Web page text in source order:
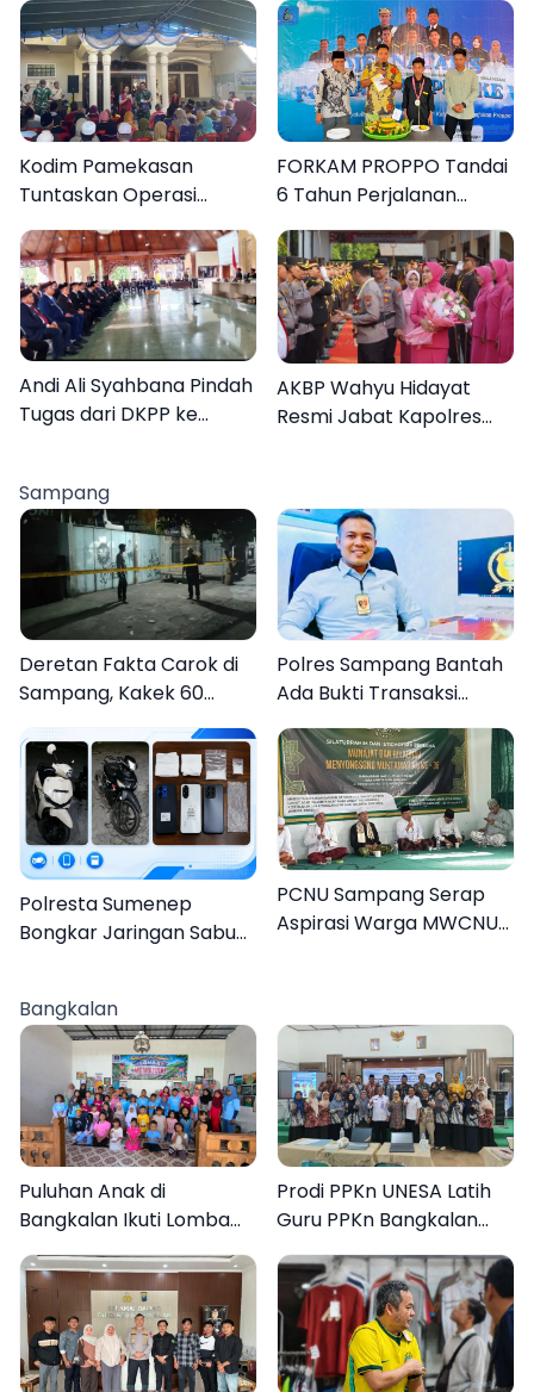
Kodim Pamekasan
Tuntaskan Operasi
Katarak Gratis, 160
Warga Kembali Melihat
Lebih Jelas
FORKAM PROPPO Tandai
6 Tahun Perjalanan
dengan Peluncuran Mars,
Hymne, dan Buku
Organisasi
Andi Ali Syahbana Pindah
Tugas dari DKPP ke
AKBP Wahyu Hidayat
Resmi Jabat Kapolres
Sampang
Deretan Fakta Carok di
Sampang, Kakek 60
Tahun Duel Melawan 2
Pria
Polres Sampang Bantah
Ada Bukti Transaksi
dalam Kasus Rudapaksa
Anak 27 Tersangka
Polresta Sumenep
Bongkar Jaringan Sabu
PCNU Sampang Serap
Aspirasi Warga MWCNU
Bangkalan
Puluhan Anak di
Bangkalan Ikuti Lomba
Mewarnai Bertema
Liburan Keluarga
Prodi PPKn UNESA Latih
Guru PPKn Bangkalan
dengan Pembelajaran
Inovasi Teknologi